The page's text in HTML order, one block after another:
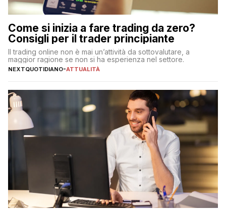
Come si inizia a fare trading da zero?
Consigli per il trader principiante
Il trading online non è mai un’attività da sottovalutare, a
maggior ragione se non si ha esperienza nel settore.
NEXTQUOTIDIANO-ATTUALITÀ